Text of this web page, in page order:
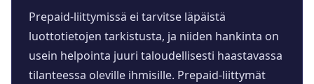
Prepaid-liittymissä ei tarvitse läpäistä
luottotietojen tarkistusta, ja niiden hankinta on
usein helpointa juuri taloudellisesti haastavassa
tilanteessa oleville ihmisille. Prepaid-liittymät